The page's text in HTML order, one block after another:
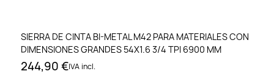
SIERRA DE CINTA BI-METAL M42 PARA MATERIALES CON
DIMENSIONES GRANDES 54X1.6 3/4 TPI 6900 MM
244,90 €IVA incl.